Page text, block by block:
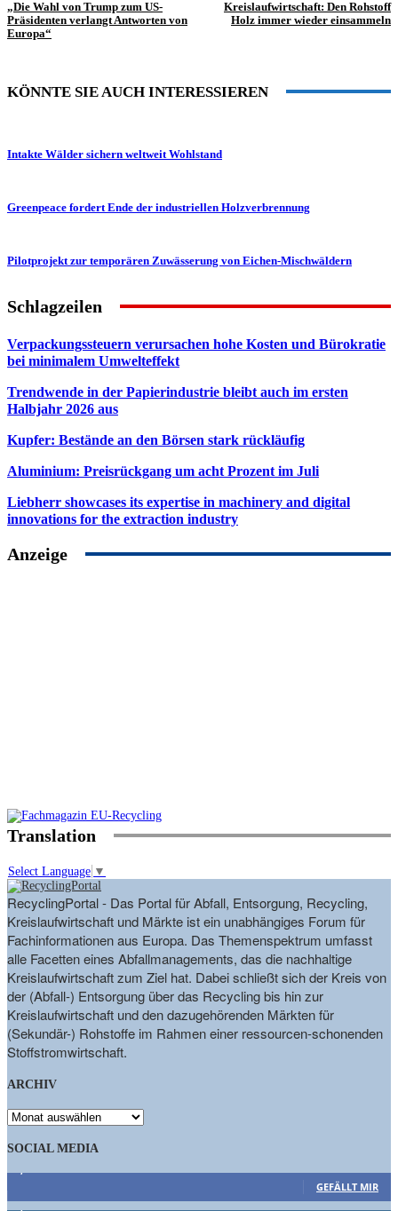
„Die Wahl von Trump zum US-
Präsidenten verlangt Antworten von
Europa“
Kreislaufwirtschaft: Den Rohstoff
Holz immer wieder einsammeln
KÖNNTE SIE AUCH INTERESSIEREN
Intakte Wälder sichern weltweit Wohlstand
Greenpeace fordert Ende der industriellen Holzverbrennung
Pilotprojekt zur temporären Zuwässerung von Eichen-Mischwäldern
Schlagzeilen
Verpackungssteuern verursachen hohe Kosten und Bürokratie
bei minimalem Umwelteffekt
Trendwende in der Papierindustrie bleibt auch im ersten
Halbjahr 2026 aus
Kupfer: Bestände an den Börsen stark rückläufig
Aluminium: Preisrückgang um acht Prozent im Juli
Liebherr showcases its expertise in machinery and digital
innovations for the extraction industry
Anzeige
Translation
Select Language ▼
RecyclingPortal - Das Portal für Abfall, Entsorgung, Recycling,
Kreislaufwirtschaft und Märkte ist ein unabhängiges Forum für
Fachinformationen aus Europa. Das Themenspektrum umfasst
alle Facetten eines Abfallmanagements, das die nachhaltige
Kreislaufwirtschaft zum Ziel hat. Dabei schließt sich der Kreis von
der (Abfall-) Entsorgung über das Recycling bis hin zur
Kreislaufwirtschaft und den dazugehörenden Märkten für
(Sekundär-) Rohstoffe im Rahmen einer ressourcen-schonenden
Stoffstromwirtschaft.
ARCHIV
ARCHIV
SOCIAL MEDIA
GEFÄLLT MIR
1,662 Follower